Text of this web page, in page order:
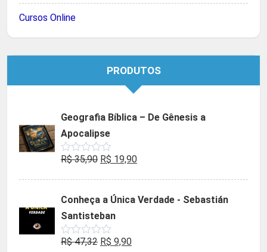
Cursos Online
PRODUTOS
Geografia Bíblica – De Gênesis a
Apocalipse
Avaliação
de
R$35,90 O
era:
R$ 35,90.
R$ 19,90O
é:
Conheça a Única Verdade - Sebastián
Santisteban
Avaliação
R$47,32 O
R$ 9,90O